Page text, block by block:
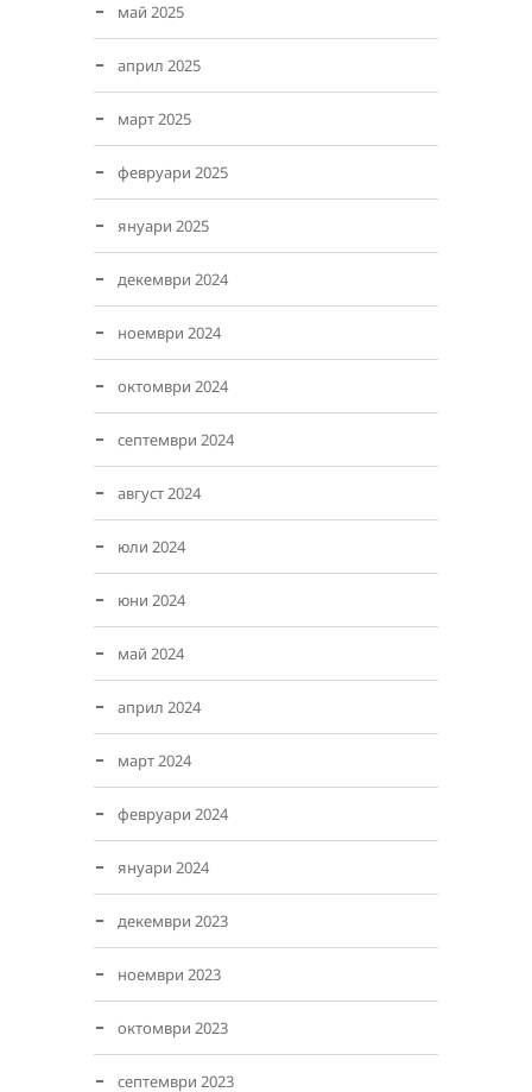
май 2025
април 2025
март 2025
февруари 2025
януари 2025
декември 2024
ноември 2024
октомври 2024
септември 2024
август 2024
юли 2024
юни 2024
май 2024
април 2024
март 2024
февруари 2024
януари 2024
декември 2023
ноември 2023
октомври 2023
септември 2023